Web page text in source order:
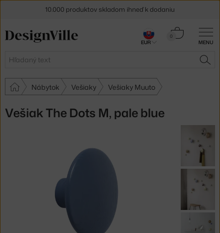
MENU
Hľadať
0
Košík
Nábytok Vešiaky Vešiaky Muuto
Vešiak The Dots M, pale blue
10.000 produktov skladom ihneď k dodaniu
5 % zľava pre odberateľov
EUR